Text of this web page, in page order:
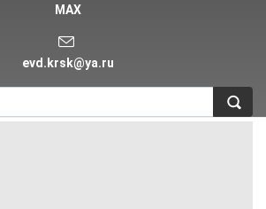
MAX
evd.krsk@ya.ru